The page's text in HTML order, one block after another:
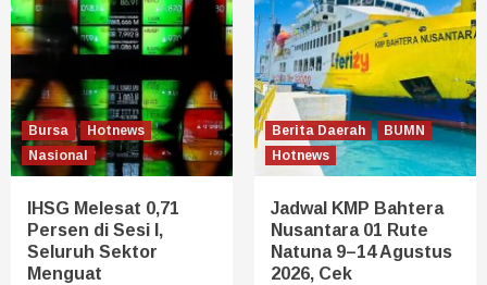
Bursa
Hotnews
Nasional
IHSG Melesat 0,71
Persen di Sesi I,
Seluruh Sektor
Menguat
Berita Daerah
BUMN
Hotnews
Jadwal KMP Bahtera
Nusantara 01 Rute
Natuna 9–14 Agustus
2026, Cek